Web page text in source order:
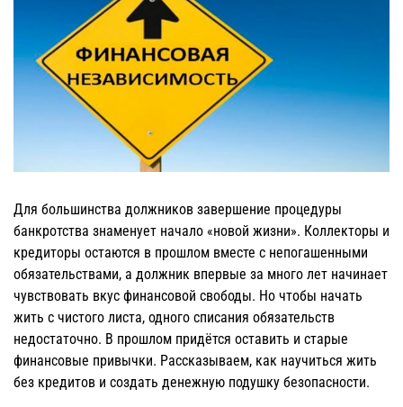
Для большинства должников завершение процедуры
банкротства знаменует начало «новой жизни». Коллекторы и
кредиторы остаются в прошлом вместе с непогашенными
обязательствами, а должник впервые за много лет начинает
чувствовать вкус финансовой свободы. Но чтобы начать
жить с чистого листа, одного списания обязательств
недостаточно. В прошлом придётся оставить и старые
финансовые привычки. Рассказываем, как научиться жить
без кредитов и создать денежную подушку безопасности.